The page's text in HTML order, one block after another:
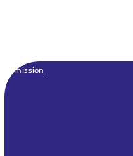
Admission